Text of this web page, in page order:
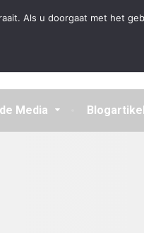
Media
Als u doorgaat met het